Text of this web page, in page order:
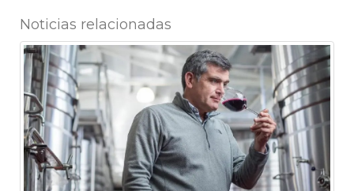
Noticias relacionadas